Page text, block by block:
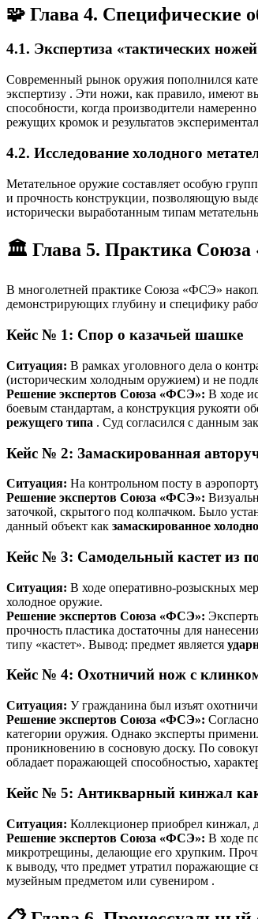
🧩 Глава 4. Специфические
4.1. Экспертиза «тактических
Современный рынок оружия пополнился
экспертизу . Эти ножи, как правило, имеют
способности, когда производители
режущих кромок и результатов
4.2. Исследование холодного
Метательное оружие составляет особую
и прочность конструкции, позволяющую
исторически выработанным типам
🏛️ Глава 5. Практика Союза
В многолетней практике Союза «ФСЭ»
демонстрирующих глубину и специфику
Кейс № 1: Спор о казачьей шашке
Ситуация: В рамках уголовного дела о
(историческим холодным оружием) и не
Решение экспертов Союза «ФСЭ»: В ходе
боевым стандартам, а конструкция рукояти
режущего типа . Суд согласился с данным
Кейс № 2: Замаскированная
Ситуация: На контрольном посту в
Решение экспертов Союза «ФСЭ»:
заточкой, скрытого под колпачком. Было
данный объект как замаскированное
Кейс № 3: Самодельный кастет из
Ситуация: В ходе оперативно-розыскных
холодное оружие.
Решение экспертов Союза «ФСЭ»:
прочность пластика достаточны для
типу «кастет». Вывод: предмет является
Кейс № 4: Охотничий нож с
Ситуация: У гражданина был изъят
Решение экспертов Союза «ФСЭ»:
категории оружия. Однако эксперты
проникновению в сосновую доску. По
обладает поражающей способностью,
Кейс № 5: Антикварный кинжал
Ситуация: Коллекционер приобрел кинжал,
Решение экспертов Союза «ФСЭ»: В ходе
микротрещины, делающие его хрупким.
к выводу, что предмет утратил поражающие
музейным предметом или сувениром .